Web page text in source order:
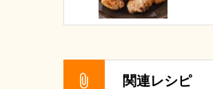
関連レシピ